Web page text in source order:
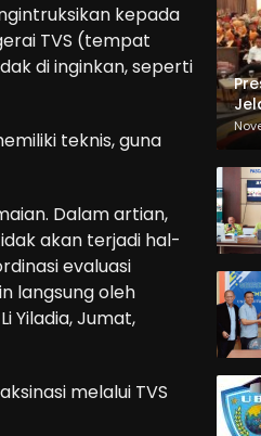
kepada
TVS (tempat
di inginkan, seperti
teknis, guna
Dalam artian,
akan terjadi hal-
evaluasi
langsung oleh
Yiladia, Jumat,
melalui TVS